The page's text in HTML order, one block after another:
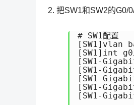
把SW1和SW2的G0/
# SW1配置
[SW1]vlan
[SW1]int
[SW1-
[SW1-
[SW1-
[SW1-
[SW1-